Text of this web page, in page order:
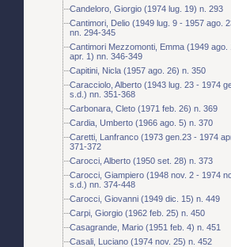
Candeloro, Giorgio (1974 lug. 19) n. 293
Cantimori, Delio (1949 lug. 9 - 1957 ago.
nn. 294-345
Cantimori Mezzomonti, Emma (1949 ago.
apr. 1) nn. 346-349
Capitini, Nicla (1957 ago. 26) n. 350
Caracciolo, Alberto (1943 lug. 23 - 1974
s.d.) nn. 351-368
Carbonara, Cleto (1971 feb. 26) n. 369
Cardia, Umberto (1966 ago. 5) n. 370
Caretti, Lanfranco (1973 gen.23 - 1974
371-372
Carocci, Alberto (1950 set. 28) n. 373
Carocci, Giampiero (1948 nov. 2 - 1974
s.d.) nn. 374-448
Carocci, Giovanni (1949 dic. 15) n. 449
Carpi, Giorgio (1962 feb. 25) n. 450
Casagrande, Mario (1951 feb. 4) n. 451
Casali, Luciano (1974 nov. 25) n. 452